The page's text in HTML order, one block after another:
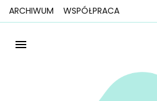
ARCHIWUM WSPÓŁPRACA